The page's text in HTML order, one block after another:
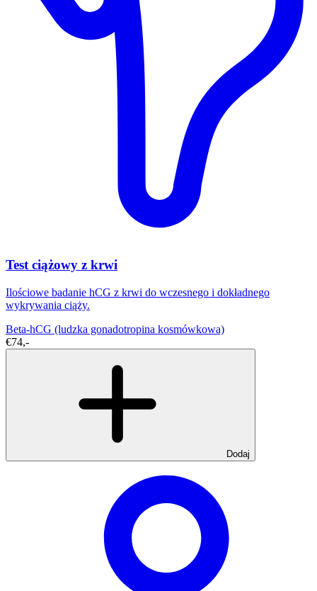
Test ciążowy z krwi
Ilościowe badanie hCG z krwi do wczesnego i dokładnego
wykrywania ciąży.
Beta-hCG (ludzka gonadotropina kosmówkowa)
€74,-
Dodaj